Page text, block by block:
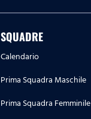
SQUADRE
Calendario
Prima Squadra Maschile
Prima Squadra Femminile